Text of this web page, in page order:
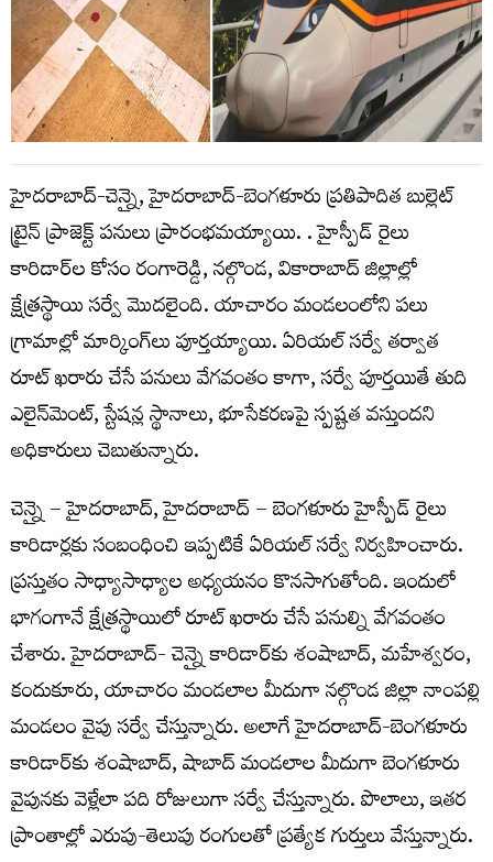
హైదరాబాద్-చెన్నై, హైదరాబాద్-బెంగళూరు ప్రతిపాదిత బుల్లెట్
ట్రైన్‌ ప్రాజెక్ట్‌ పనులు ప్రారంభమయ్యాయి. . హైస్పీడ్‌ రైలు
కారిడార్‌ల కోసం రంగారెడ్డి, నల్గొండ, వికారాబాద్ జిల్లాల్లో
క్షేత్రస్థాయి సర్వే మొదలైంది. యాచారం మండలంలోని పలు
గ్రామాల్లో మార్కింగ్‌లు పూర్తయ్యాయి. ఏరియల్ సర్వే తర్వాత
రూట్ ఖరారు చేసే పనులు వేగవంతం కాగా, సర్వే పూర్తయితే తుది
ఎలైన్‌మెంట్, స్టేషన్ల స్థానాలు, భూసేకరణపై స్పష్టత వస్తుందని
అధికారులు చెబుతున్నారు.
చెన్నై – హైదరాబాద్, హైదరాబాద్ – బెంగళూరు హైస్పీడ్ రైలు
కారిడార్లకు సంబంధించి ఇప్పటికే ఏరియల్ సర్వే నిర్వహించారు.
ప్రస్తుతం సాధ్యాసాధ్యాల అధ్యయనం కొనసాగుతోంది. ఇందులో
భాగంగానే క్షేత్రస్థాయిలో రూట్‌ ఖరారు చేసే పనుల్ని వేగవంతం
చేశారు. హైదరాబాద్- చెన్నై కారిడార్‌కు శంషాబాద్, మహేశ్వరం,
కందుకూరు, యాచారం మండలాల మీదుగా నల్గొండ జిల్లా నాంపల్లి
మండలం వైపు సర్వే చేస్తున్నారు. అలాగే హైదరాబాద్-బెంగళూరు
కారిడార్‌కు శంషాబాద్, షాబాద్‌ మండలాల మీదుగా బెంగళూరు
వైపునకు వెళ్లేలా పది రోజులుగా సర్వే చేస్తున్నారు. పొలాలు, ఇతర
ప్రాంతాల్లో ఎరుపు-తెలుపు రంగులతో ప్రత్యేక గుర్తులు వేస్తున్నారు.